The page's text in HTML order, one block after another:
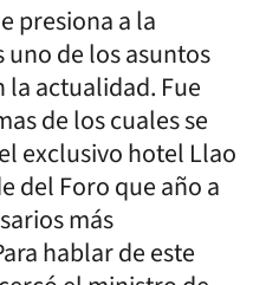
presiona a la
de los asuntos
la actualidad. Fue
de los cuales se
exclusivo hotel Llao
del Foro que año a
más
hablar de este